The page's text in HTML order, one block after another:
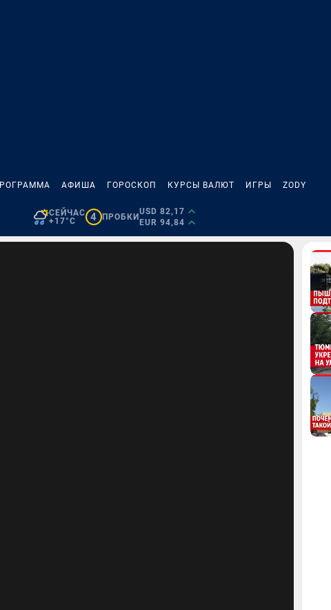
АФИША ГОРОСКОП КУРСЫ ВАЛЮТ ИГРЫ ZODY
СЕЙЧАС
+17°C
4 ПРОБКИ
USD 82,17
EUR 94,84